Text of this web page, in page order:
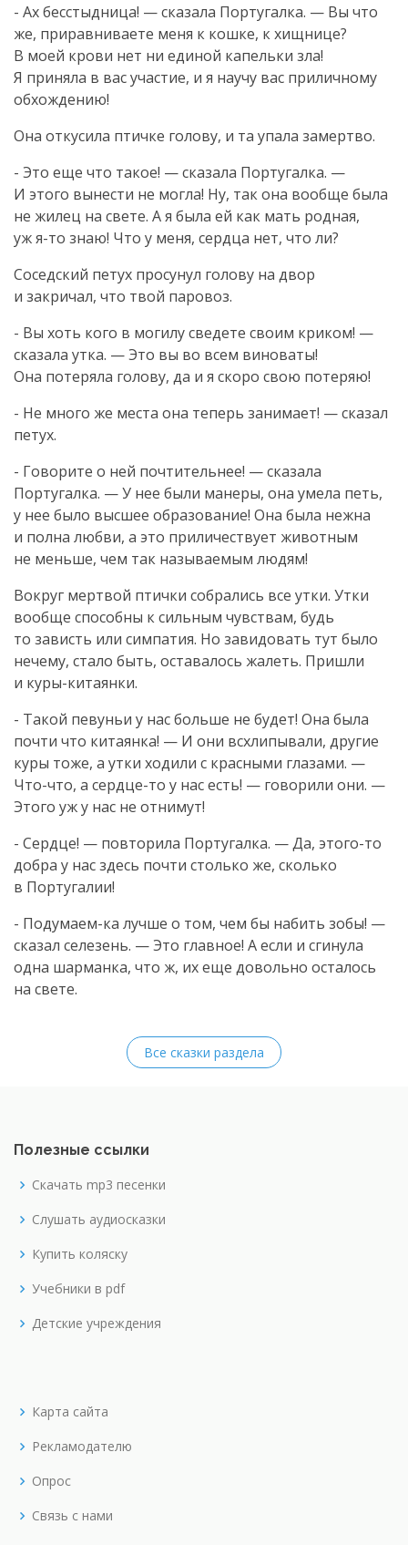
- Ах бесстыдница! — сказала Португалка. — Вы что
же, приравниваете меня к кошке, к хищнице?
В моей крови нет ни единой капельки зла!
Я приняла в вас участие, и я научу вас приличному
обхождению!
Она откусила птичке голову, и та упала замертво.
- Это еще что такое! — сказала Португалка. —
И этого вынести не могла! Ну, так она вообще была
не жилец на свете. А я была ей как мать родная,
ужя-то знаю! Что у меня, сердца нет, что ли?
Соседский петух просунул голову на двор
и закричал, что твой паровоз.
- Вы хоть кого в могилу сведете своим криком! —
сказала утка. — Это вы во всем виноваты!
Она потеряла голову, да и я скоро свою потеряю!
- Не много же места она теперь занимает! — сказал
петух.
- Говорите о ней почтительнее! — сказала
Португалка. — У нее были манеры, она умела петь,
у нее было высшее образование! Она была нежна
и полна любви, а это приличествует животным
не меньше, чем так называемым людям!
Вокруг мертвой птички собрались все утки. Утки
вообще способны к сильным чувствам, будь
то зависть или симпатия. Но завидовать тут было
нечему, стало быть, оставалось жалеть. Пришли
и куры-китаянки.
- Такой певуньи у нас больше не будет! Она была
почти что китаянка! — И они всхлипывали, другие
куры тоже, а утки ходили с красными глазами. —
Что-что, а сердце-то у нас есть! — говорили они. —
Этого уж у нас не отнимут!
- Сердце! — повторила Португалка. — Да, этого-то
добра у нас здесь почти столько же, сколько
в Португалии!
- Подумаем-ка лучше о том, чем бы набить зобы! —
сказал селезень. — Это главное! А если и сгинула
одна шарманка, что ж, их еще довольно осталось
на свете.
Все сказки раздела
Полезные ссылки
Скачать mp3 песенки
Слушать аудиосказки
Купить коляску
Учебники в pdf
Детские учреждения
Карта сайта
Рекламодателю
Опрос
Связь с нами